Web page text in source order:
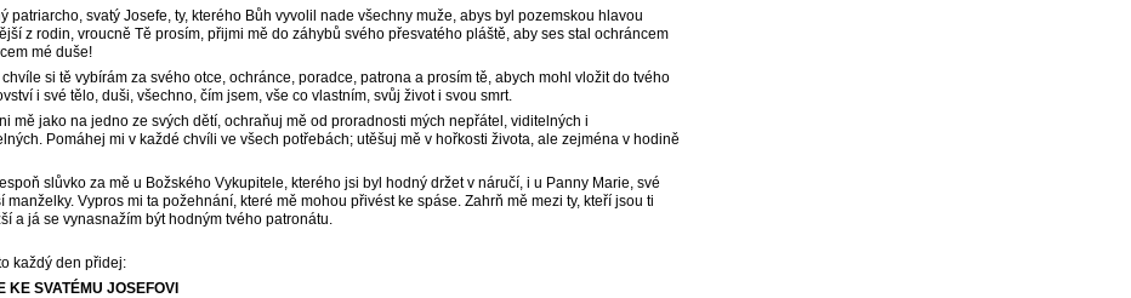
patriarcho, svatý Josefe, ty, kterého Bůh vyvolil nade všechny muže, abys byl pozemskou hlavou
z rodin, vroucně Tě prosím, přijmi mě do záhybů svého přesvatého pláště, aby ses stal ochráncem
mé duše!
chvíle si tě vybírám za svého otce, ochránce, poradce, patrona a prosím tě, abych mohl vložit do tvého
i své tělo, duši, všechno, čím jsem, vše co vlastním, svůj život i svou smrt.
mě jako na jedno ze svých dětí, ochraňuj mě od proradnosti mých nepřátel, viditelných i
Pomáhej mi v každé chvíli ve všech potřebách; utěšuj mě v hořkosti života, ale zejména v hodině
slůvko za mě u Božského Vykupitele, kterého jsi byl hodný držet v náručí, i u Panny Marie, své
manželky. Vypros mi ta požehnání, které mě mohou přivést ke spáse. Zahrň mě mezi ty, kteří jsou ti
a já se vynasnažím být hodným tvého patronátu.
každý den přidej:
KE SVATÉMU JOSEFOVI